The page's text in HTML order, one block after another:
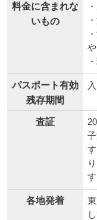
料金に含まれな
いもの
パスポート有効
残存期間
査証
各地発着